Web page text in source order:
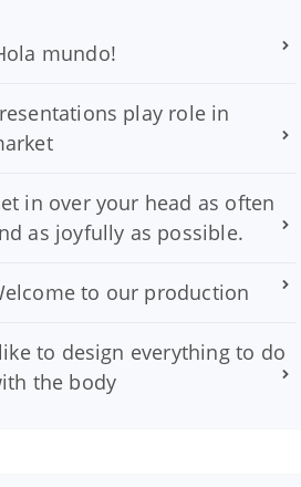
mundo!
play role in
in over your head as often
as joyfully as possible.
to our production
to design everything to do
the body